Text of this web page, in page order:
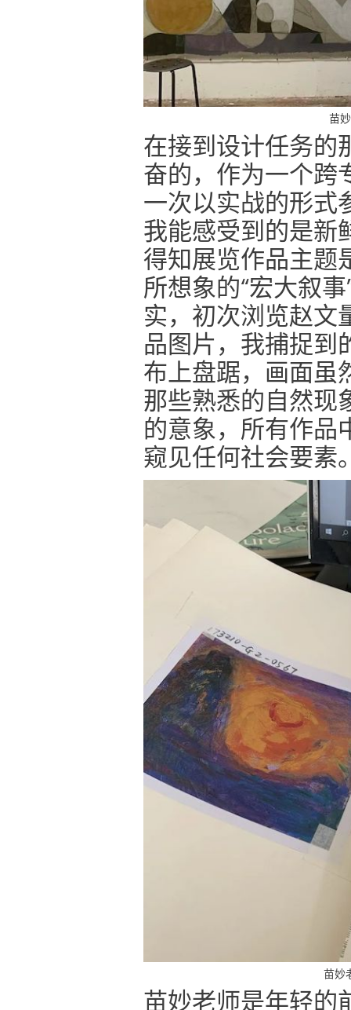
苗
在接到设计任务的
奋的，作为一个跨
一次以实战的形式
我能感受到的是新
得知展览作品主题
所想象的“宏大叙
实，初次浏览赵文
品图片，我捕捉到
布上盘踞，画面虽
那些熟悉的自然现
的意象，所有作品
窥见任何社会要素
苗妙
苗妙老师是年轻的